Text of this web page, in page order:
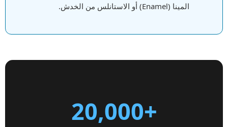
المينا (Enamel) أو الاستانلس من الخدش.
+20,000